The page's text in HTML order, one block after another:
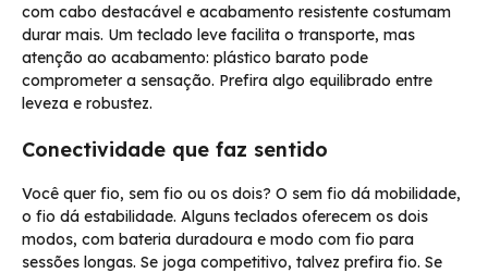
com cabo destacável e acabamento resistente costumam
durar mais. Um teclado leve facilita o transporte, mas
atenção ao acabamento: plástico barato pode
comprometer a sensação. Prefira algo equilibrado entre
leveza e robustez.
Conectividade que faz sentido
Você quer fio, sem fio ou os dois? O sem fio dá mobilidade,
o fio dá estabilidade. Alguns teclados oferecem os dois
modos, com bateria duradoura e modo com fio para
sessões longas. Se joga competitivo, talvez prefira fio. Se